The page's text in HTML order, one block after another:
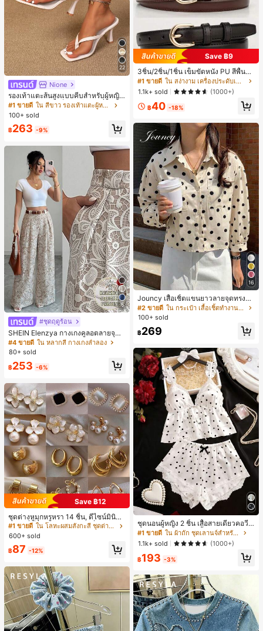
22
Nione
รองเท้าแตะส้นสูงแบบคีบสำหรับผู้หญิง
สไตล์คลาสสิก สีบล็อก สไตล์แฟรี่ฤดูร้อ
น ส้นเข็ม รองเท้าแตะแบบคีบ รองเท้าแ
ตะชายหาดแฟชั่นสายไขว้ รองเท้าผู้ห
ญิง สำหรับออฟฟิศ บ้าน กลางแจ้ง ดีไซ
น์หัวเหลี่ยม ชิคและหรูหรา สำหรับเดทไ
นท์
#1 ขายดี
ใน สีขาว รองเท้าแตะผู้หญิง
100+ sold
฿263 -9%
5
#ชุดฤดูร้อน
SHEIN Elenzya กางเกงคูลอตลายจุดเ
อวสูงแบบใหม่สำหรับฤดูใบไม้ผลิ/ฤดูร้อ
น, สไตล์หรูหราเหมาะสำหรับใส่ในชีวิต
ทจสำหรับฤดูรับปริญญา, เทศกาลดนตร
#4 ขายดี ใน หลากสี กางเกงลำลอง
80+ sold
฿253 -6%
Save ฿12
ชุดต่างหูมุกหรูหรา 14 ชิ้น, ดีไซน์มินิมอ
ลใหม่ที่เป็นเอกลักษณ์ ต่างหูที่สง่างาม
สำหรับผู้หญิง, ของขวัญสำหรับเธอ
#1 ขายดี
ใน โลหะผสมสังกะสี ชุดต่างหูผู้หญิง
600+ sold
฿87 -12%
Save ฿9
3ชิ้น/2ชิ้น/1ชิ้น เข็มขัดหนัง PU สีพื้น
ลำลอง ดีไซน์มินิมอล เหมาะสำหรับผู้ห
ญิงในฤดูร้อน ฤดูใบไม้ร่วง วิทยาเขต ป
ลายฤดูใบไม้ร่วง ฮาโลวีน & คริสต์มาส
ความหรูหราที่เงียบสงบ
#1 ขายดี
ใน สง่างาม เครื่องประดับเข็มขัดและเข็มขัดผู้หญิง
1.1k+ sold
(1000+)
฿40 -18%
16
Jouncy เสื้อเชิ้ตแขนยาวลายจุดทรงหล
วมสำหรับผู้หญิง
#2 ขายดี
ใน กระเป๋า เสื้อเชิ้ตทำงานมีกระเป๋า
100+ sold
฿269
ชุดนอนผู้หญิง 2 ชิ้น เสื้อสายเดี่ยวคอวีลู
กไม้ พร้อมกางเกงขาสั้นแต่งลูกไม้ แต่ง
โบว์ที่เอว ชุดลำลองผู้หญิงนุ่มสบายน่ารั
ก สไตล์เอสเธติก
#1 ขายดี
ใน ผ้าถัก ชุดเลานจ์สำหรับผู้หญิง
1.1k+ sold
(1000+)
฿193 -3%